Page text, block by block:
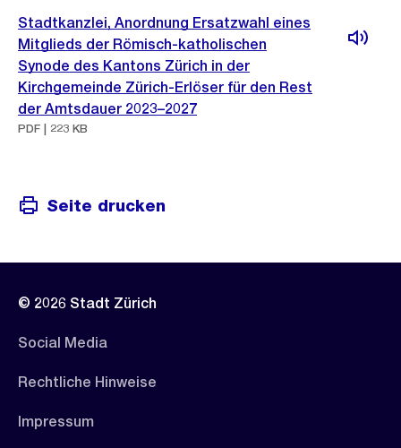
Stadtkanzlei, Anordnung Ersatzwahl eines
Mitglieds der Römisch-katholischen
Synode des Kantons Zürich in der
Kirchgemeinde Zürich-Erlöser für den Rest
der Amtsdauer 2023–2027
PDF | 223 KB
Seite drucken
© 2026 Stadt Zürich
Social Media
Rechtliche Hinweise
Impressum